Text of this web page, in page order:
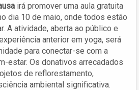
irá promover uma aula gratuita
dia 10 de maio, onde todos estão
A atividade, aberta ao público e
anterior em yoga, será
para conectar-se com a
estar. Os donativos arrecadados
de reflorestamento,
ambiental significativa.